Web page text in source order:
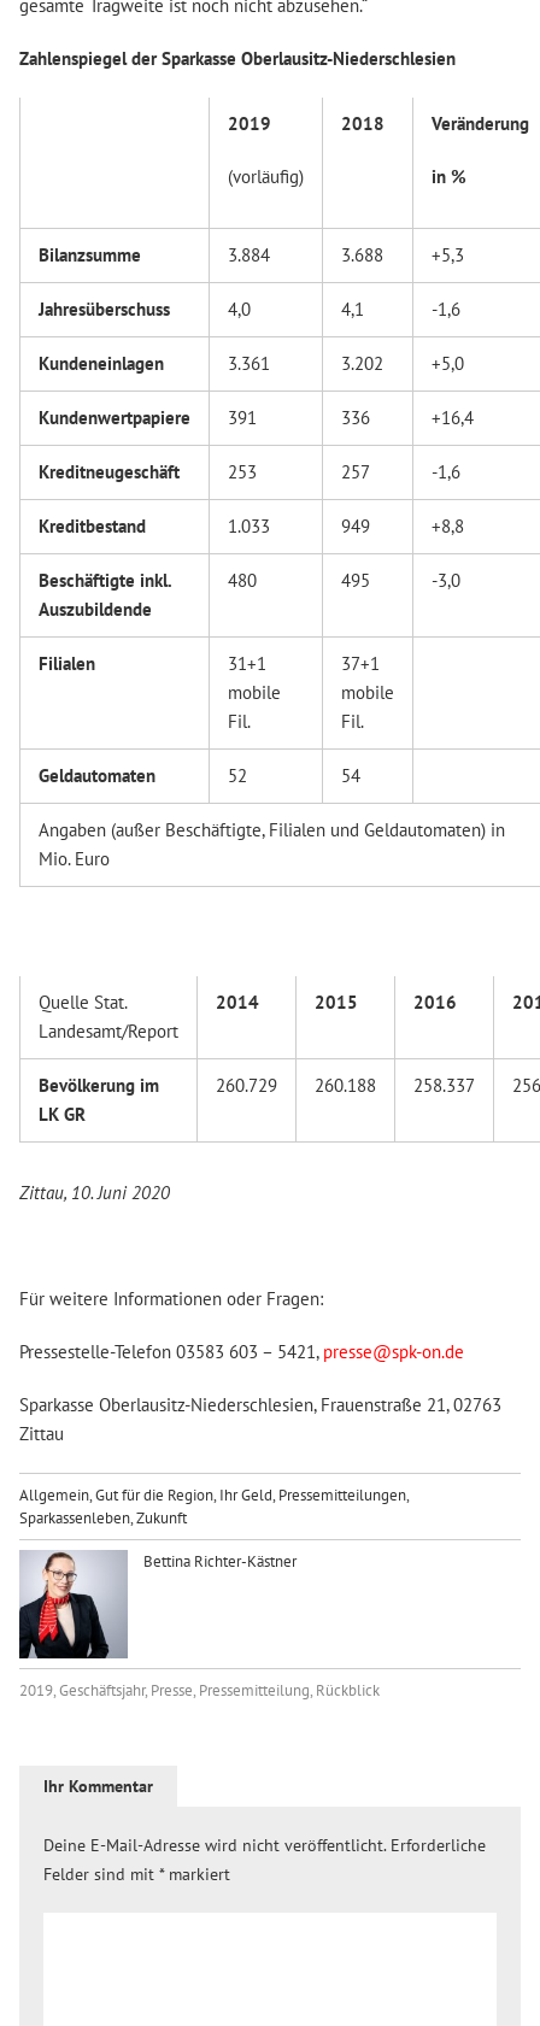
gesamte Tragweite ist noch nicht abzusehen.“
Zahlenspiegel der Sparkasse Oberlausitz-Niederschlesien
2019
(vorläufig)
2018 Veränderung
in %
Bilanzsumme 3.884 3.688 +5,3
Jahresüberschuss 4,0 4,1 -1,6
Kundeneinlagen 3.361 3.202 +5,0
Kundenwertpapiere 391 336 +16,4
Kreditneugeschäft 253 257 -1,6
Kreditbestand 1.033 949 +8,8
Beschäftigte inkl.
Auszubildende
480 495 -3,0
Filialen
31+1
mobile
Fil.
37+1
mobile
Fil.
Geldautomaten 52 54
Angaben (außer Beschäftigte, Filialen und Geldautomaten) in
Mio. Euro
Quelle Stat.
Landesamt/Report
2014 2015 2016
Bevölkerung im
LK GR
260.729 260.188 258.337
Zittau, 10. Juni 2020
Für weitere Informationen oder Fragen:
Pressestelle-Telefon 03583 603 – 5421, presse@spk-on.de
Sparkasse Oberlausitz-Niederschlesien, Frauenstraße 21, 02763
Zittau
Allgemein,Gut für die Region, Ihr Geld, Pressemitteilungen,
Sparkassenleben,Zukunft
Bettina Richter-Kästner
2019,Geschäftsjahr, Presse, Pressemitteilung, Rückblick
Ihr Kommentar
Deine E-Mail-Adresse wird nicht veröffentlicht. Erforderliche
Felder sind mit *markiert